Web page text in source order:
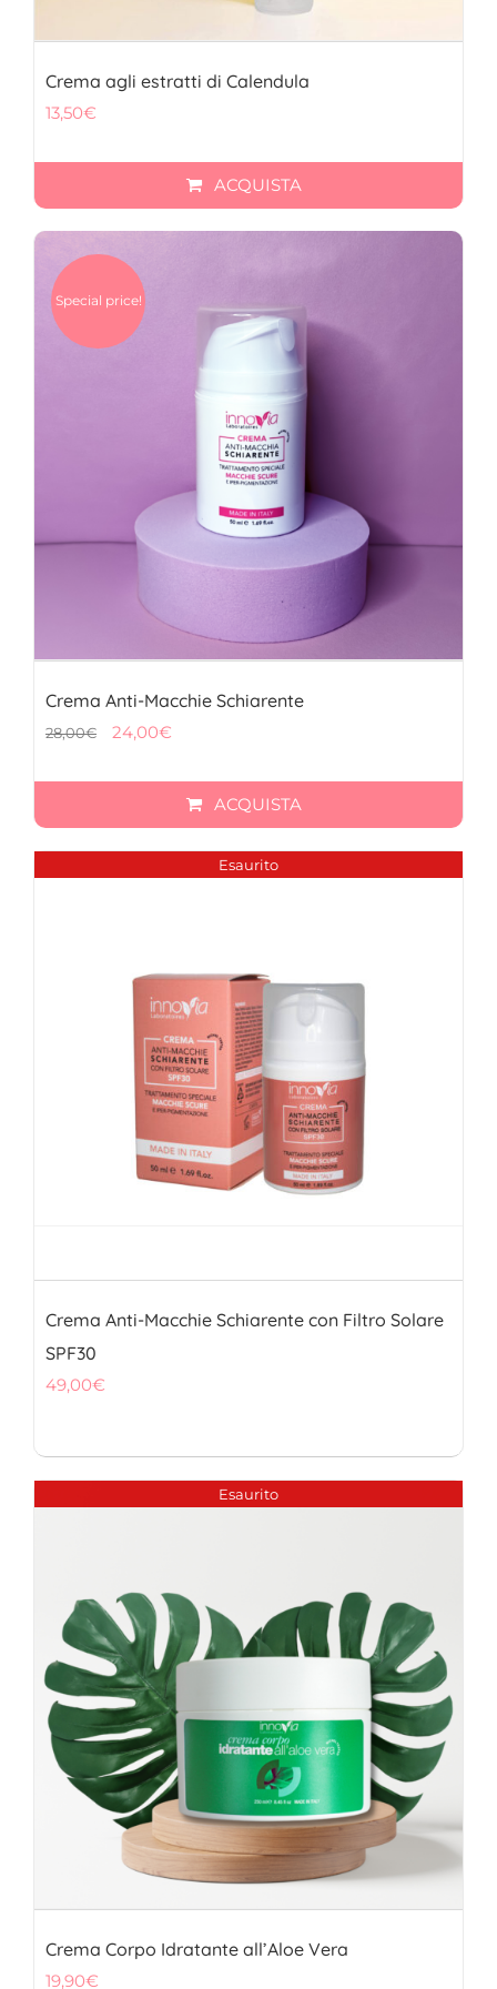
Crema agli estratti di Calendula
13,50€
ACQUISTA
Special price!
Crema Anti-Macchie Schiarente
28,00€
Il
era:
28,00€.
24,00€
è:
24,00€.
ACQUISTA
Esaurito
Crema Anti-Macchie Schiarente con Filtro Solare
SPF30
49,00€
Esaurito
Crema Corpo Idratante all’Aloe Vera
19,90€